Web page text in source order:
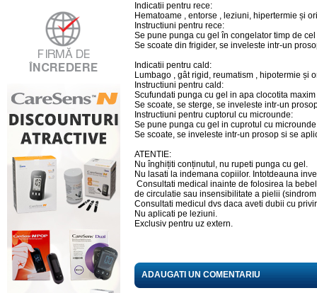
Indicatii pentru rece:
Hematoame , entorse , leziuni, hipertermie și
Instructiuni pentru rece:
Se pune punga cu gel în congelator timp de
Se scoate din frigider, se inveleste intr-un
Indicatii pentru cald:
Lumbago , gât rigid, reumatism , hipotermie și
Instructiuni pentru cald:
Scufundati punga cu gel in apa clocotita
Se scoate, se sterge, se inveleste intr-un
Instructiuni pentru cuptorul cu microunde:
Se pune punga cu gel in cuprotul cu
Se scoate, se inveleste intr-un prosop si se
ATENTIE:
Nu înghițiti conținutul, nu rupeti punga cu gel.
Nu lasati la indemana copiilor. Intotdeauna
Consultati medical inainte de folosirea la
de circulatie sau insensibilitate a pielii
Consultati medicul dvs daca aveti dubii cu
Nu aplicati pe leziuni.
Exclusiv pentru uz extern.
ADAUGATI UN COMENTARIU